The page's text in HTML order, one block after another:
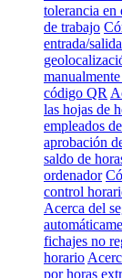
tolerancia
de trabajo
entrada/
código QR
las hojas de
empleados
aprobación
saldo de
ordenador
control
Acerca del
fichajes no
horario
por horas